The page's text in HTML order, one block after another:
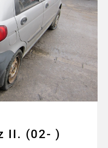
II. (02- )